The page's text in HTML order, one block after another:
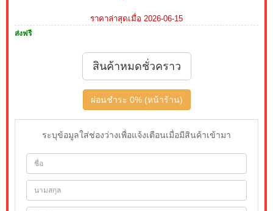
ราคาล่าสุดเมื่อ 2026-06-15
ส่งฟรี
สินค้าหมดชั่วคราว
ผ่อนชำระ 0% (หน้าร้าน)
ระบุข้อมูลใส่ช่องว่างเพื่อแจ้งเตือนเมื่อมีสินค้าเข้ามา